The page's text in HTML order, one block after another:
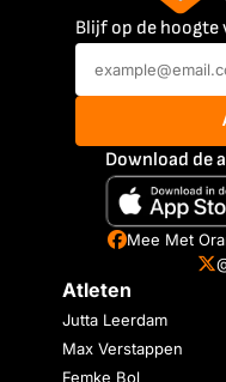
Blijf op de hoogte
Download de
Mee Met
Atleten
Jutta Leerdam
Max Verstappen
Femke Bol